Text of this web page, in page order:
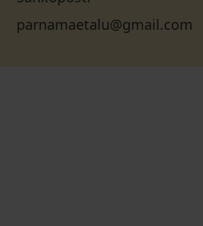
parnamaetalu@gmail.com